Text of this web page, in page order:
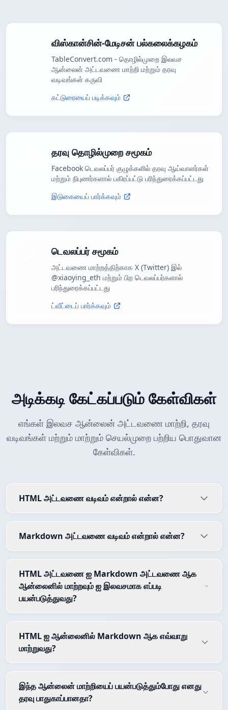
விஸ்கான்சின்-மேடிசன் பல்கலைக்கழகம்
TableConvert.com - தொழில்முறை இலவச
ஆன்லைன் அட்டவணை மாற்றி மற்றும் தரவு
வடிவங்கள் கருவி
கட்டுரையைப் படிக்கவும்
தரவு தொழில்முறை சமூகம்
Facebook டெவலப்பர் குழுக்களில் தரவு ஆய்வாளர்கள்
மற்றும் நிபுணர்களால் பகிரப்பட்டு பரிந்துரைக்கப்பட்டது
இடுகையைப் பார்க்கவும்
டெவலப்பர் சமூகம்
அட்டவணை மாற்றத்திற்காக X (Twitter) இல்
@xiaoying_eth மற்றும் பிற டெவலப்பர்களால்
பரிந்துரைக்கப்பட்டது
ட்வீட்டைப் பார்க்கவும்
அடிக்கடி கேட்கப்படும் கேள்விகள்
எங்கள் இலவச ஆன்லைன் அட்டவணை மாற்றி, தரவு
வடிவங்கள் மற்றும் மாற்றும் செயல்முறை பற்றிய பொதுவான
கேள்விகள்.
HTML அட்டவணை வடிவம் என்றால் என்ன?
Markdown அட்டவணை வடிவம் என்றால் என்ன?
HTML அட்டவணை ஐ Markdown அட்டவணை ஆக
ஆன்லைனில் மாற்றவும் ஐ இலவசமாக எப்படி
பயன்படுத்துவது?
HTML ஐ ஆன்லைனில் Markdown ஆக எவ்வாறு
மாற்றுவது?
இந்த ஆன்லைன் மாற்றியைப் பயன்படுத்தும்போது எனது
தரவு பாதுகாப்பானதா?